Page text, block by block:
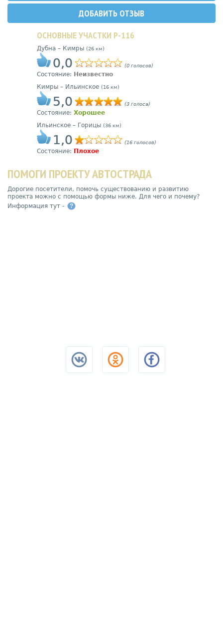
ДОБАВИТЬ ОТЗЫВ
ОСНОВНЫЕ УЧАСТКИ Р-116
Дубна – Кимры (26 км)
0,0 (0 голосов)
Состояние: Неизвестно
Кимры – Ильинское (16 км)
5,0 (3 голоса)
Состояние: Хорошее
Ильинское – Горицы (36 км)
1,0 (16 голосов)
Состояние: Плохое
ПОМОГИ ПРОЕКТУ АВТОСТРАДА
Дорогие посетители, помочь существованию и развитию
проекта можно с помощью формы ниже. Для чего и почему?
Информация тут -
?